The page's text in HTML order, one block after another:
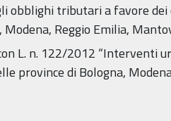
obblighi tributari a favore
Reggio Emilia,
L. n. 122/2012 “Interventi
province di Bologna,